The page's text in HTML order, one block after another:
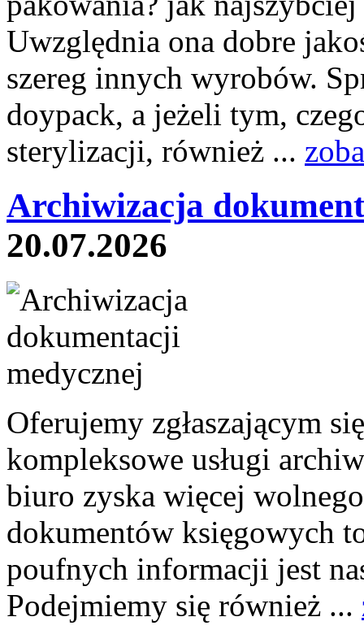
Uwzględnia ona dobre
szereg innych wyrobów.
doypack, a jeżeli tym,
sterylizacji, również ...
Archiwizacja
20.07.2026
Oferujemy zgłaszającym
kompleksowe usługi
biuro zyska więcej
dokumentów księgowych
poufnych informacji jest
Podejmiemy się również ...